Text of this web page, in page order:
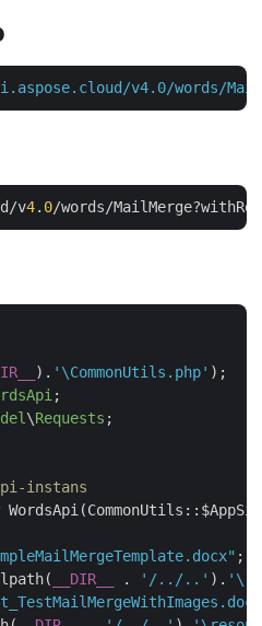
v4.0/words/
v4. 0
). '\CommonUtils.php' );
;
\Requests ;
instans
;
__DIR__ . '/../..' ).